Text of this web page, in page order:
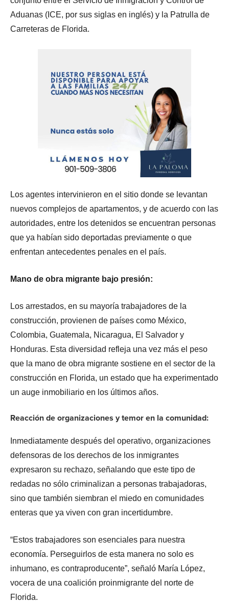
Aduanas (ICE, por sus siglas en inglés) y la Patrulla de
Carreteras de Florida.
Los agentes intervinieron en el sitio donde se levantan
nuevos complejos de apartamentos, y de acuerdo con las
autoridades, entre los detenidos se encuentran personas
que ya habían sido deportadas previamente o que
enfrentan antecedentes penales en el país.
Mano de obra migrante bajo presión:
Los arrestados, en su mayoría trabajadores de la
construcción, provienen de países como México,
Colombia, Guatemala, Nicaragua, El Salvador y
Honduras. Esta diversidad refleja una vez más el peso
que la mano de obra migrante sostiene en el sector de la
construcción en Florida, un estado que ha experimentado
un auge inmobiliario en los últimos años.
Reacción de organizaciones y temor en la comunidad:
Inmediatamente después del operativo, organizaciones
defensoras de los derechos de los inmigrantes
expresaron su rechazo, señalando que este tipo de
redadas no sólo criminalizan a personas trabajadoras,
sino que también siembran el miedo en comunidades
enteras que ya viven con gran incertidumbre.
“Estos trabajadores son esenciales para nuestra
economía. Perseguirlos de esta manera no solo es
inhumano, es contraproducente”, señaló María López,
vocera de una coalición proinmigrante del norte de
Florida.